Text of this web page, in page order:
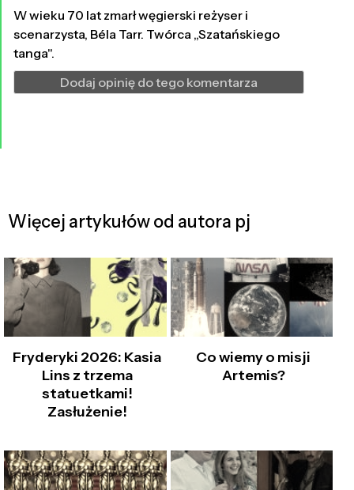
W wieku 70 lat zmarł węgierski reżyser i
scenarzysta, Béla Tarr. Twórca „Szatańskiego
tanga".
Dodaj opinię do tego komentarza
Więcej artykułów od autora pj
Fryderyki 2026: Kasia
Lins z trzema
statuetkami!
Zasłużenie!
Co wiemy o misji
Artemis?